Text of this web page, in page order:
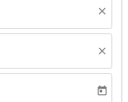
close
close
today